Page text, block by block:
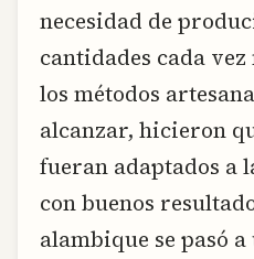
necesidad de
cantidades cada
los métodos
alcanzar, hicieron
fueran adaptados a
con buenos
alambique se pasó